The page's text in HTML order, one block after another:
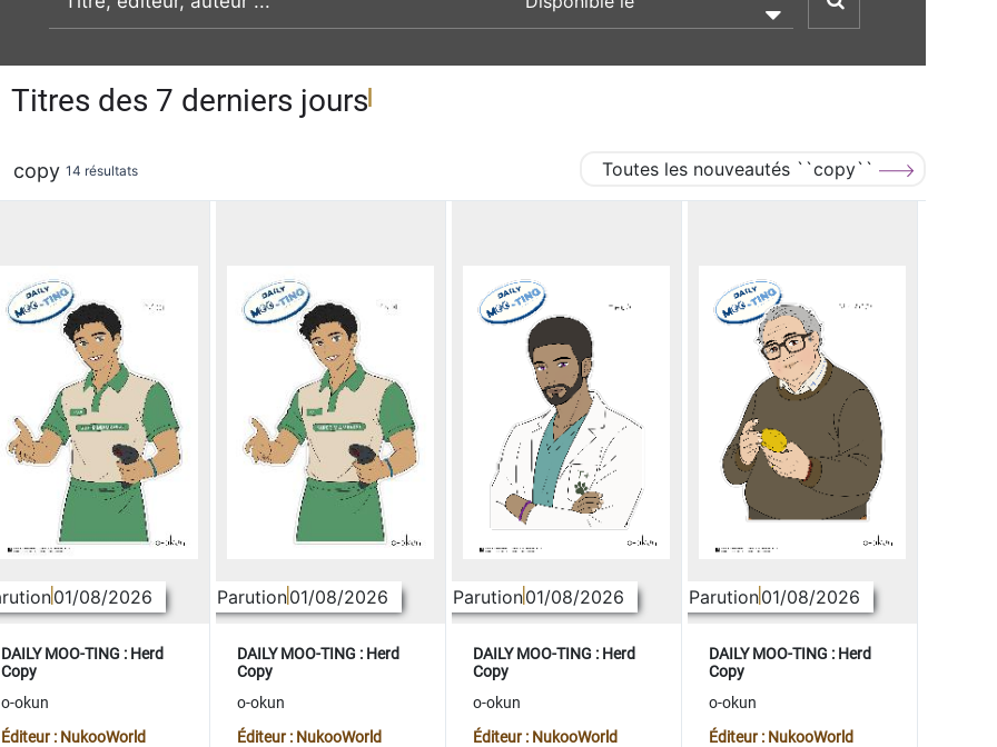

Titres des 7 derniers jours
copy 14 résultats Toutes les nouveautés ``copy``
01/08/2026
DAILY MOO-TING : Herd
Copy
o-okun
Éditeur : NukooWorld
Parution01/08/2026
DAILY MOO-TING : Herd
Copy
o-okun
Éditeur : NukooWorld
Parution01/08/2026
DAILY MOO-TING : Herd
Copy
o-okun
Éditeur : NukooWorld
Parution01/08/2026
DAILY MOO-TING : Herd
Copy
o-okun
Éditeur : NukooWorld